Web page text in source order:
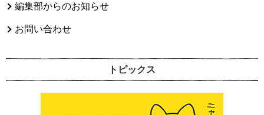
編集部からのお知らせ
お問い合わせ
トピックス